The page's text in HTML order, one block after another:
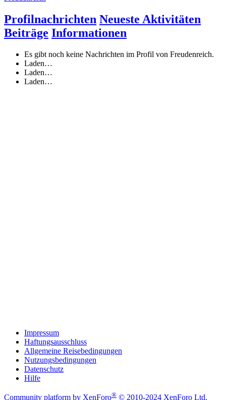
Profilnachrichten Neueste Aktivitäten
Beiträge Informationen
Es gibt noch keine Nachrichten im Profil von Freudenreich.
Laden…
Laden…
Laden…
Impressum
Haftungsausschluss
Allgemeine Reisebedingungen
Nutzungsbedingungen
Datenschutz
Hilfe
Community platform by XenForo® © 2010-2024 XenForo Ltd.